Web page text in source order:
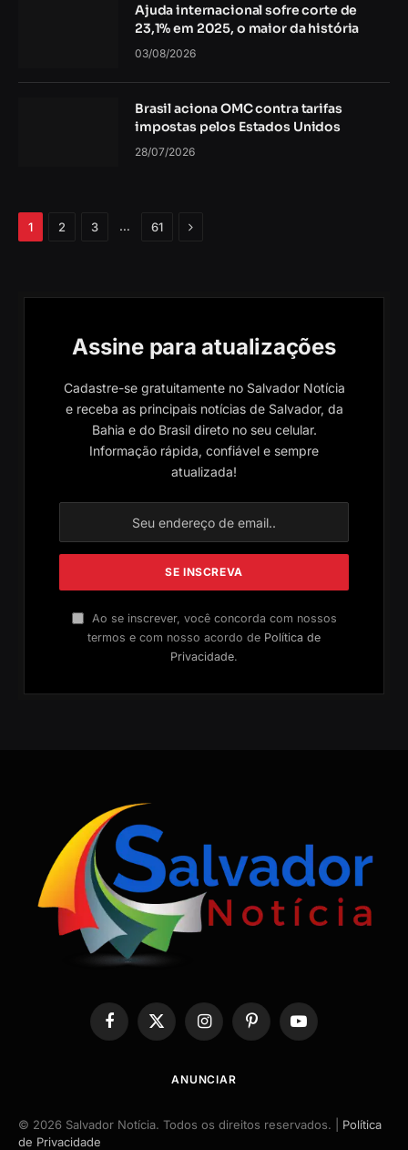
Ajuda internacional sofre corte de
23,1% em 2025, o maior da história
03/08/2026
Brasil aciona OMC contra tarifas
impostas pelos Estados Unidos
28/07/2026
1 2 3 … 61 Próximo
Assine para atualizações
Cadastre-se gratuitamente no Salvador Notícia
e receba as principais notícias de Salvador, da
Bahia e do Brasil direto no seu celular.
Informação rápida, confiável e sempre
atualizada!
Ao se inscrever, você concorda com nossos
termos e com nosso acordo de Política de
Privacidade.
Facebook
X
InstagramPinterestYouTube
ANUNCIAR
© 2026 Salvador Notícia. Todos os direitos reservados. | Política
de Privacidade